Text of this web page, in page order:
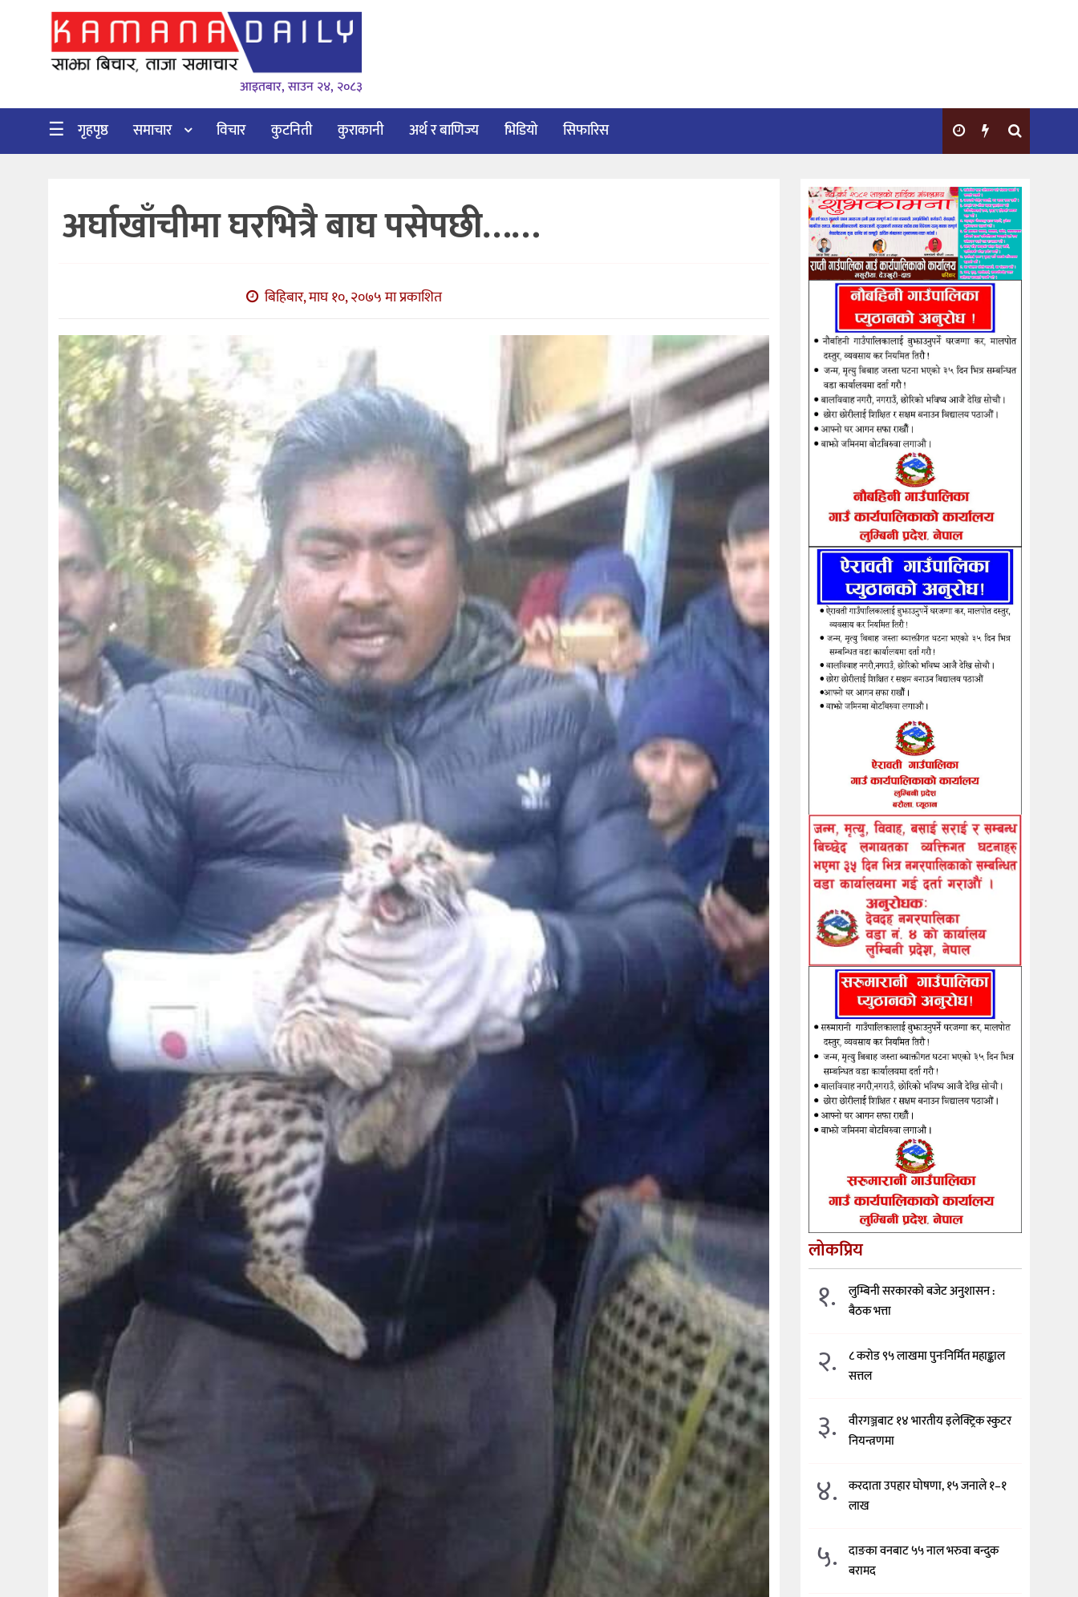
गृहपृष्ठ
विचार
कुटनिती
सिफारिस
आइतबार, साउन २४, २०८३
☰ गृहपृष्ठ समाचार विचार कुटनिती कुराकानी अर्थ र बाणिज्य भिडियो सिफारिस
अर्घाखाँचीमा घरभित्रै बाघ पसेपछी……
बिहिबार, माघ १०, २०७५ मा प्रकाशित
लोकप्रिय
१.
लुम्बिनी सरकारको बजेट अनुशासन :
बैठक भत्ता
२.
८ करोड ९५ लाखमा पुनःनिर्मित महाङ्काल
सत्तल
३.
वीरगञ्जबाट १४ भारतीय इलेक्ट्रिक स्कुटर
नियन्त्रणमा
४.
करदाता उपहार घोषणा, १५ जनाले १–१
लाख
५.
दाङका वनबाट ५५ नाल भरुवा बन्दुक
बरामद